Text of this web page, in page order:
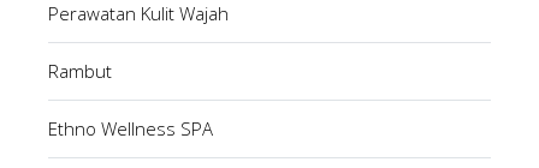
Perawatan Kulit Wajah
Rambut
Ethno Wellness SPA